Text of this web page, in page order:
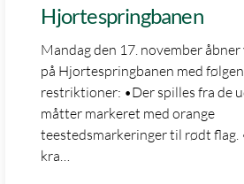
Hjortespringbanen
Mandag den 17. november
på Hjortespringbanen med
restriktioner: •Der spilles fra de
måtter markeret med orange
teestedsmarkeringer til rødt flag.
kra…